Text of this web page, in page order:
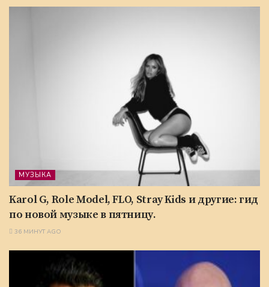
МУЗЫКА
Karol G, Role Model, FLO, Stray Kids и другие: гид
по новой музыке в пятницу.
36 МИНУТ AGO